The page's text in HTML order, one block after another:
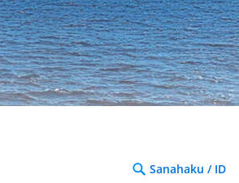
Sanahaku / ID